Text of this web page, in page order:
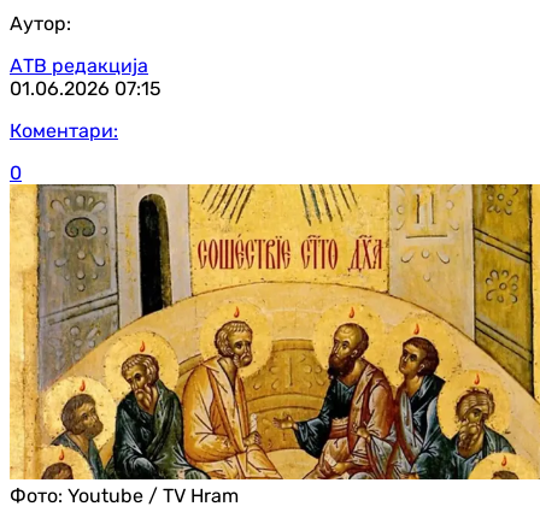
Аутор:
АТВ редакција
01.06.2026 07:15
Коментари:
0
Фото: Youtube / TV Hram